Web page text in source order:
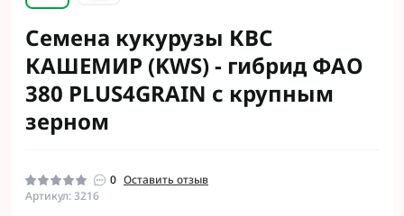
Семена кукурузы КВС
КАШЕМИР (KWS) - гибрид ФАО
380 PLUS4GRAIN с крупным
зерном
0 Оставить отзыв
Артикул: 3216